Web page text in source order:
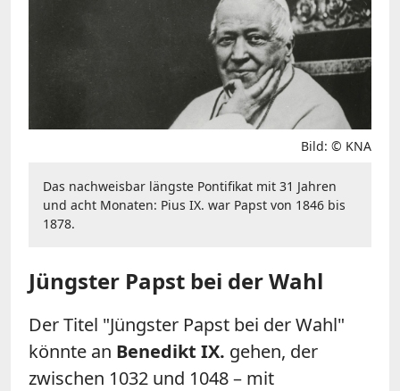
Bild: © KNA
Das nachweisbar längste Pontifikat mit 31 Jahren
und acht Monaten: Pius IX. war Papst von 1846 bis
1878.
Jüngster Papst bei der Wahl
Der Titel "Jüngster Papst bei der Wahl"
könnte an Benedikt IX. gehen, der
zwischen 1032 und 1048 – mit